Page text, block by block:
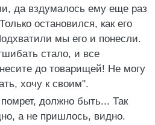
да вздумалось ему еще раз
остановился, как его
мы его и понесли.
стало, и все
до товарищей! Не могу
хочу к своим".
должно быть... Так
а не пришлось, видно.